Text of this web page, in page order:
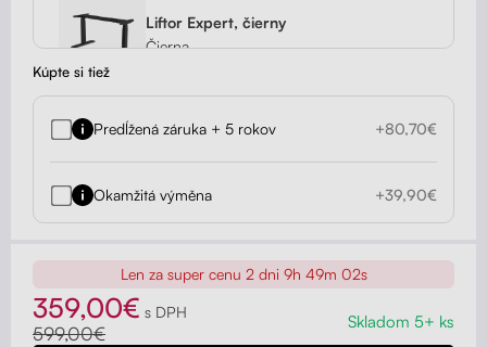
Liftor Expert, čierny
Čierna
Kúpte si tiež
Predĺžená záruka + 5 rokov +80,70€
Okamžitá výměna +39,90€
Len za super cenu 2 dni 9h 48m 59s
359,00€ s DPH
599,00€
Skladom 5+ ks